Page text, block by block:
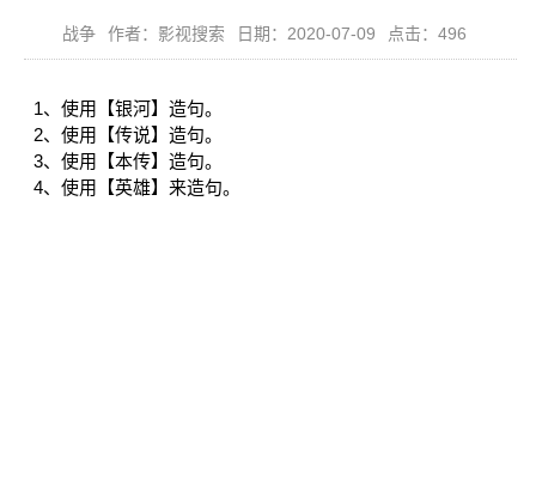
战争 作者：影视搜索 日期：2020-07-09 点击：496
1、使用【银河】造句。
2、使用【传说】造句。
3、使用【本传】造句。
4、使用【英雄】来造句。